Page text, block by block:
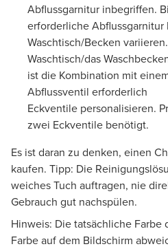
Abflussgarnitur inbegriffen.
erforderliche Abflussgarnitur
Waschtisch/Becken
Waschtisch/das
ist die Kombination mit
Abflussventil erforderlich
Eckventile personalisieren.
zwei Eckventile benötigt.
Es ist daran zu denken, einen
kaufen. Tipp: Die
weiches Tuch auftragen, nie
Gebrauch gut nachspülen.
Hinweis: Die tatsächliche Farbe
Farbe auf dem Bildschirm